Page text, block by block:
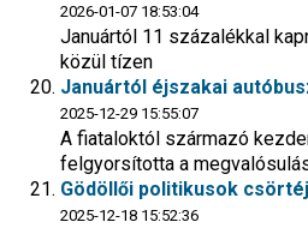
2026-01-07 18:53:04
Januártól 11 százalékkal
közül tízen
Januártól éjszakai
2025-12-29 15:55:07
A fiataloktól származó
felgyorsította a
Gödöllői politikusok
2025-12-18 15:52:36